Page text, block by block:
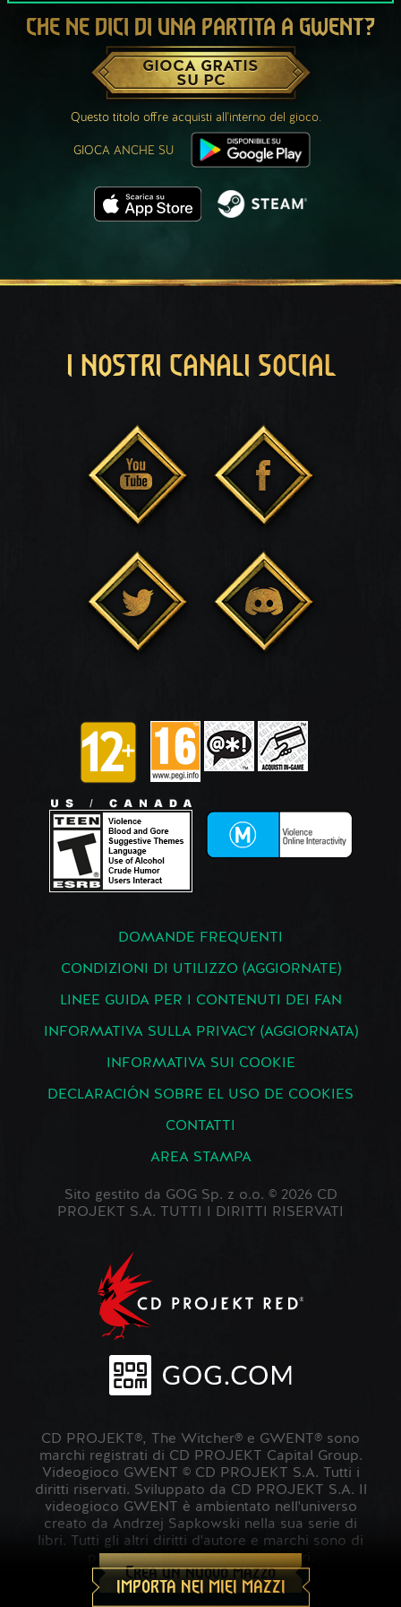
Crea un nuovo mazzo
IMPORTA NEI MIEI MAZZI
CHE NE DICI DI UNA PARTITA A GWENT?
GIOCA GRATIS
SU PC
Questo titolo offre acquisti all'interno del gioco.
GIOCA ANCHE SU
I NOSTRI CANALI SOCIAL
DOMANDE FREQUENTI
CONDIZIONI DI UTILIZZO (AGGIORNATE)
LINEE GUIDA PER I CONTENUTI DEI FAN
INFORMATIVA SULLA PRIVACY (AGGIORNATA)
INFORMATIVA SUI COOKIE
DECLARACIÓN SOBRE EL USO DE COOKIES
CONTATTI
AREA STAMPA
Sito gestito da GOG Sp. z o.o. © 2026 CD
PROJEKT S.A. TUTTI I DIRITTI RISERVATI
CD PROJEKT®, The Witcher® e GWENT® sono
marchi registrati di CD PROJEKT Capital Group.
Videogioco GWENT © CD PROJEKT S.A. Tutti i
diritti riservati. Sviluppato da CD PROJEKT S.A. Il
videogioco GWENT è ambientato nell'universo
creato da Andrzej Sapkowski nella sua serie di
libri. Tutti gli altri diritti d'autore e marchi sono di
proprietà dei rispettivi proprietari.